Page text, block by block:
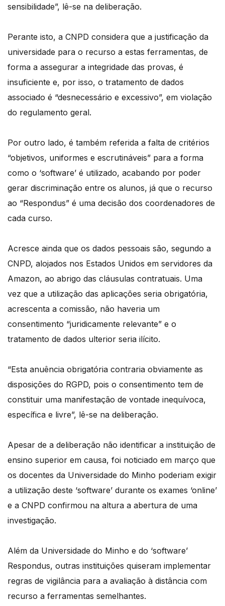
sensibilidade”, lê-se na deliberação.
Perante isto, a CNPD considera que a justificação da
universidade para o recurso a estas ferramentas, de
forma a assegurar a integridade das provas, é
insuficiente e, por isso, o tratamento de dados
associado é “desnecessário e excessivo”, em violação
do regulamento geral.
Por outro lado, é também referida a falta de critérios
“objetivos, uniformes e escrutináveis” para a forma
como o ‘software’ é utilizado, acabando por poder
gerar discriminação entre os alunos, já que o recurso
ao “Respondus” é uma decisão dos coordenadores de
cada curso.
Acresce ainda que os dados pessoais são, segundo a
CNPD, alojados nos Estados Unidos em servidores da
Amazon, ao abrigo das cláusulas contratuais. Uma
vez que a utilização das aplicações seria obrigatória,
acrescenta a comissão, não haveria um
consentimento “juridicamente relevante” e o
tratamento de dados ulterior seria ilícito.
“Esta anuência obrigatória contraria obviamente as
disposições do RGPD, pois o consentimento tem de
constituir uma manifestação de vontade inequívoca,
específica e livre”, lê-se na deliberação.
Apesar de a deliberação não identificar a instituição de
ensino superior em causa, foi noticiado em março que
os docentes da Universidade do Minho poderiam exigir
a utilização deste ‘software’ durante os exames ‘online’
e a CNPD confirmou na altura a abertura de uma
investigação.
Além da Universidade do Minho e do ‘software’
Respondus, outras instituições quiseram implementar
regras de vigilância para a avaliação à distância com
recurso a ferramentas semelhantes.